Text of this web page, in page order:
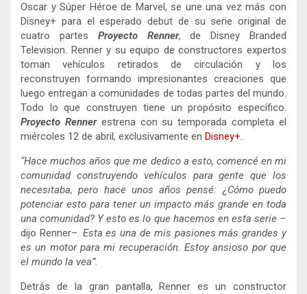
Oscar y Súper Héroe de Marvel, se une una vez más con
Disney+ para el esperado debut de su serie original de
cuatro partes Proyecto Renner, de Disney Branded
Television. Renner y su equipo de constructores expertos
toman vehículos retirados de circulación y los
reconstruyen formando impresionantes creaciones que
luego entregan a comunidades de todas partes del mundo.
Todo lo que construyen tiene un propósito específico.
Proyecto Rennerestrena con su temporada completa el
miércoles 12 de abril, exclusivamente en Disney+.
“Hace muchos años que me dedico a esto, comencé en mi
comunidad construyendo vehículos para gente que los
necesitaba, pero hace unos años pensé: ¿Cómo puedo
potenciar esto para tener un impacto más grande en toda
una comunidad? Y esto es lo que hacemos en esta serie –
dijo Renner–. Esta es una de mis pasiones más grandes y
es un motor para mi recuperación. Estoy ansioso por que
el mundo la vea”.
Detrás de la gran pantalla, Renner es un constructor